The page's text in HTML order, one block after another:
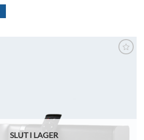
SLUT I LAGER